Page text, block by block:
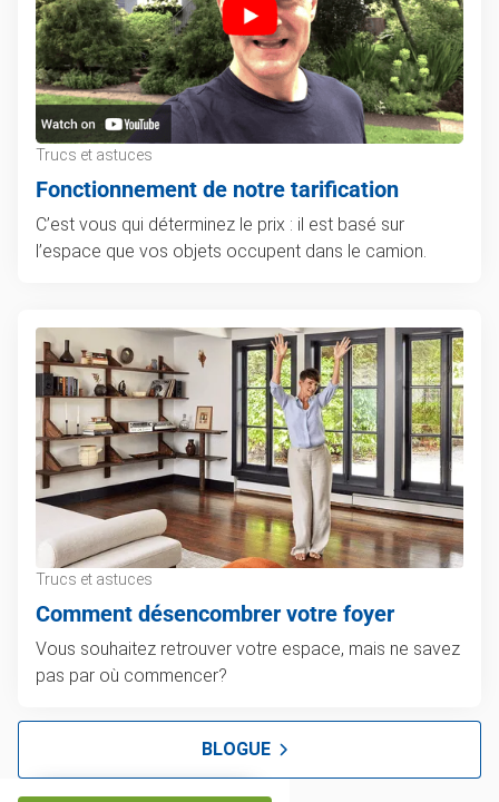
Trucs et astuces
Fonctionnement de notre tarification
C’est vous qui déterminez le prix : il est basé sur
l’espace que vos objets occupent dans le camion.
Trucs et astuces
Comment désencombrer votre foyer
Vous souhaitez retrouver votre espace, mais ne savez
pas par où commencer?
BLOGUE